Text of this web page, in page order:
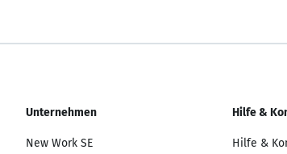
Unternehmen
New Work SE
Hilfe &
Hilfe &